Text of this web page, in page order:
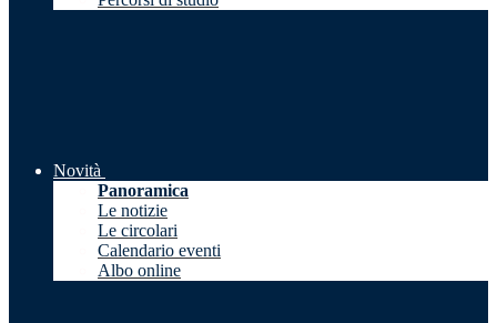
Novità
Panoramica
Le notizie
Le circolari
Calendario eventi
Albo online